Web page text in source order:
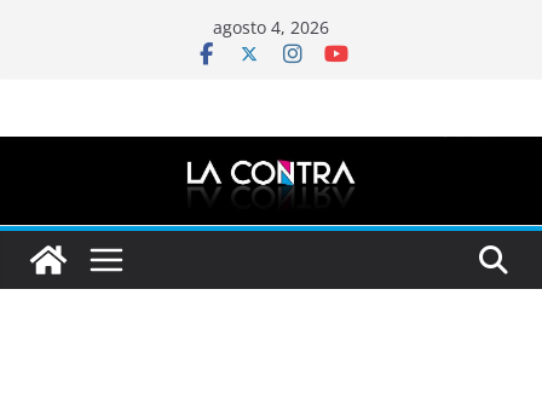
agosto 4, 2026